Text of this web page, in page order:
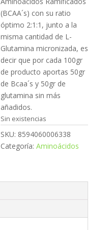
(BCAA´s) con su ratio
óptimo 2:1:1, junto a la
misma cantidad de L-
Glutamina micronizada, es
decir que por cada 100gr
de producto aportas 50gr
de Bcaa´s y 50gr de
glutamina sin más
añadidos.
Sin existencias
SKU: 8594060006338
Categoría:Aminoácidos